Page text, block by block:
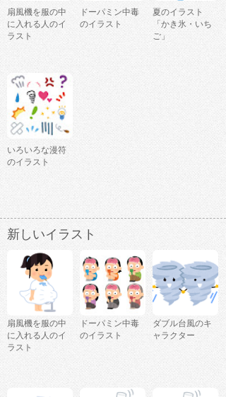
扇風機を服の中
に入れる人のイ
ラスト
ドーパミン中毒
のイラスト
夏のイラスト
「かき氷・いち
ご」
いろいろな漫符
のイラスト
新しいイラスト
扇風機を服の中
に入れる人のイ
ラスト
ドーパミン中毒
のイラスト
ダブル台風のキ
ャラクター